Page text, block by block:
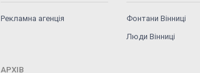
Рекламна агенція
Фонтани Вінниці
Люди Вінниці
АРХІВ